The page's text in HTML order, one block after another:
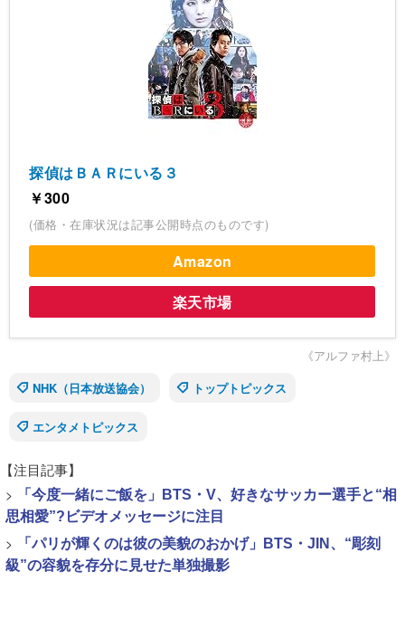
探偵はＢＡＲにいる３
￥300
(価格・在庫状況は記事公開時点のものです)
Amazon
楽天市場
《アルファ村上》
NHK（日本放送協会）
トップトピックス
エンタメトピックス
【注目記事】
>
「今度一緒にご飯を」BTS・V、好きなサッカー選手と“相
思相愛”?ビデオメッセージに注目
>
「パリが輝くのは彼の美貌のおかげ」BTS・JIN、“彫刻
級”の容貌を存分に見せた単独撮影